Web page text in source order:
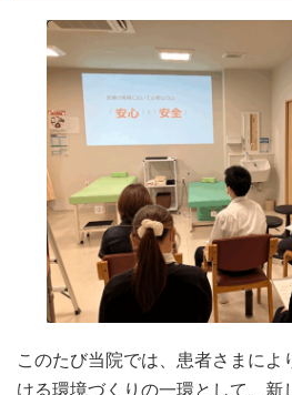
このたび当院では、患者さまに
ける環境づくりの一環として、新